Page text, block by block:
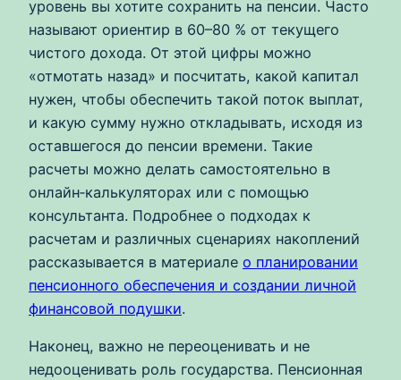
уровень вы хотите сохранить на пенсии. Часто
называют ориентир в 60–80 % от текущего
чистого дохода. От этой цифры можно
«отмотать назад» и посчитать, какой капитал
нужен, чтобы обеспечить такой поток выплат,
и какую сумму нужно откладывать, исходя из
оставшегося до пенсии времени. Такие
расчеты можно делать самостоятельно в
онлайн‑калькуляторах или с помощью
консультанта. Подробнее о подходах к
расчетам и различных сценариях накоплений
рассказывается в материале о планировании
пенсионного обеспечения и создании личной
финансовой подушки.
Наконец, важно не переоценивать и не
недооценивать роль государства. Пенсионная